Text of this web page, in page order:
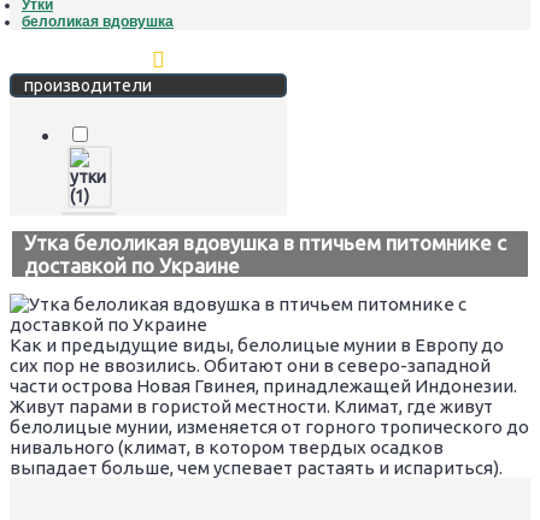
Утки
белоликая вдовушка
производители
Утка белоликая вдовушка в птичьем питомнике с
доставкой по Украине
Как и предыдущие виды, белолицые мунии в Европу до
сих пор не ввозились. Обитают они в северо-западной
части острова Новая Гвинея, принадлежащей Индонезии.
Живут парами в гористой местности. Климат, где живут
белолицые мунии, изменяется от горного тропического до
нивального (климат, в котором твердых осадков
выпадает больше, чем успевает растаять и испариться).